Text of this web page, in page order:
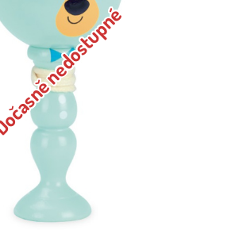
Dočasně nedostupné